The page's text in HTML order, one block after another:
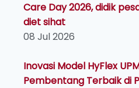
Care Day 2026, didik
diet sihat
08 Jul 2026
Inovasi Model HyFlex
Pembentang Terbaik di